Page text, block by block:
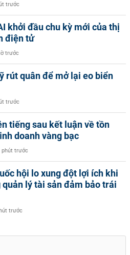
trước
khởi đầu chu kỳ mới của thị
điện tử
trước
rút quân để mở lại eo biển
trước
tiếng sau kết luận về tồn
doanh vàng bạc
phút trước
hội lo xung đột lợi ích khi
quản lý tài sản đảm bảo trái
trước